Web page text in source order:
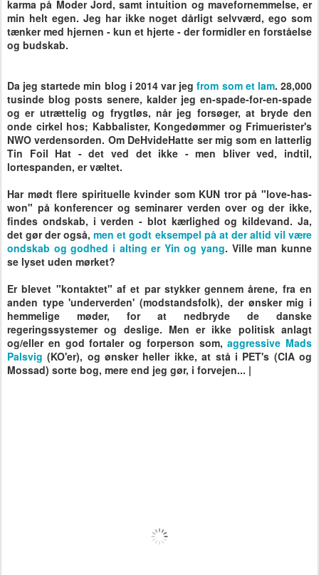
karma på Moder Jord, samt intuition og mavefornemmelse, er
min helt egen. Jeg har ikke noget dårligt selvværd, ego som
tænker med hjernen - kun et hjerte - der formidler en forståelse
og budskab.
Da jeg startede min blog i 2014 var jegfrom som et lam. 28,000
tusinde blog posts senere, kalder jeg en-spade-for-en-spade
og er utrættelig og frygtløs, når jeg forsøger, at bryde den
onde cirkel hos; Kabbalister, Kongedømmer og Frimuerister's
NWO verdensorden. Om DeHvideHatte ser mig som en latterlig
Tin Foil Hat - det ved det ikke - men bliver ved, indtil,
lortespanden, er væltet.
Har mødt flere spirituelle kvinder som KUN tror på "love-has-
won" på konferencer og seminarer verden over og der ikke,
findes ondskab, i verden - blot kærlighed og kildevand. Ja,
det gør der også,men et godt eksempel på at der altid vil være
ondskab og godhed i alting er Yin og yang. Ville man kunne
se lyset uden mørket?
Er blevet "kontaktet" af et par stykker gennem årene, fra en
anden type 'underverden' (modstandsfolk), der ønsker mig i
hemmelige møder, for at nedbryde de danske
regeringssystemer og deslige. Men er ikke politisk anlagt
og/eller en god fortaler og forperson som,aggressive Mads
Palsvig (KO'er), og ønsker heller ikke, at stå i PET's (CIA og
Mossad) sorte bog, mere end jeg gør, i forvejen... |